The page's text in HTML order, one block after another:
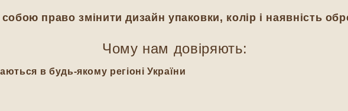
право змінити дизайн упаковки, колір і наявність
Чому нам довіряють:
в будь-якому регіоні України